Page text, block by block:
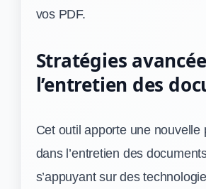
vos PDF.
Stratégies
l’entretien des
Cet outil apporte une nouvelle
dans l’entretien des
s’appuyant sur des